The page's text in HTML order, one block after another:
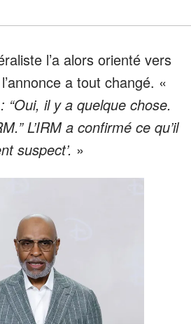
l’a alors orienté vers
a tout changé. «
“Oui, il y a quelque chose.
L’IRM a confirmé ce qu’il
suspect’. »